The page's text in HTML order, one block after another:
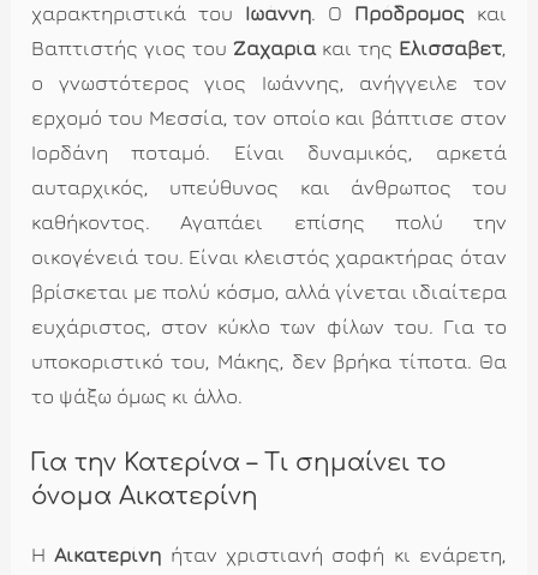
χαρακτηριστικά του Ιωάννη. Ο Πρόδρομοςκαι
Βαπτιστής γιος του Ζαχαρία και της Ελισσάβετ,
ο γνωστότερος γιος Ιωάννης, ανήγγειλε τον
ερχομό του Μεσσία, τον οποίο και βάπτισε στον
Ιορδάνη ποταμό. Είναι δυναμικός, αρκετά
αυταρχικός, υπεύθυνος και άνθρωπος του
καθήκοντος. Αγαπάει επίσης πολύ την
οικογένειά του. Είναι κλειστός χαρακτήρας όταν
βρίσκεται με πολύ κόσμο, αλλά γίνεται ιδιαίτερα
ευχάριστος, στον κύκλο των φίλων του. Για το
υποκοριστικό του, Μάκης, δεν βρήκα τίποτα. Θα
το ψάξω όμως κι άλλο.
Για την Κατερίνα – Τι σημαίνει το
όνομα Αικατερίνη
ΗΑικατερίνη ήταν χριστιανή σοφή κι ενάρετη,